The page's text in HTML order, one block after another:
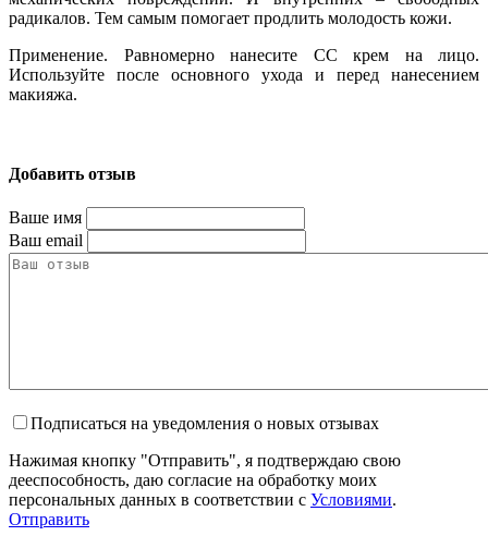
радикалов. Тем самым помогает продлить молодость кожи.
Применение. Равномерно нанесите СС крем на лицо.
Используйте после основного ухода и перед нанесением
макияжа.
Добавить отзыв
Ваше имя
Ваш email
Подписаться на уведомления о новых отзывах
Нажимая кнопку "Отправить", я подтверждаю свою
дееспособность, даю согласие на обработку моих
персональных данных в соответствии с Условиями.
Отправить